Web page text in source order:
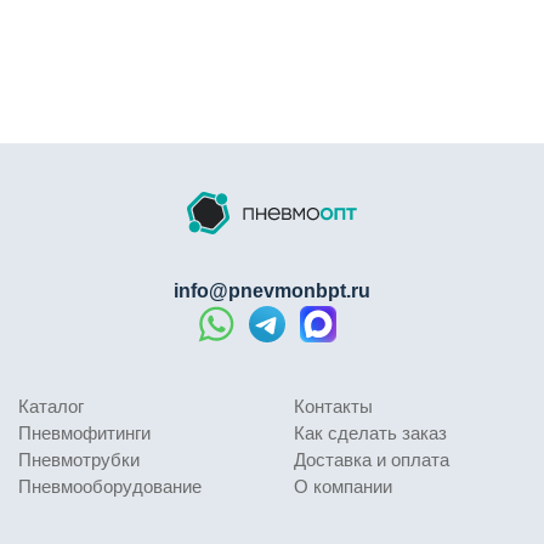
износу, что обеспечивает длительный ресурс при
Присоединительная резьба обычно выполняется в
трубном исполнении (1/4", 3/8", 1/2") .
Конструкция и материалы
Корпус штекера изготовлен из латуни, что
резьбовой порт с наружной резьбой для подключения к
оборудованию и профилированную часть с кольцевой
проточкой для фиксации в розетке . Европейский
Каталог
Пневмофитинги
Пневмотрубки
Пневмооборудование
Контакты
Как сделать заказ
Доставка и оплата
О компании
info@pnevmonbpt.ru